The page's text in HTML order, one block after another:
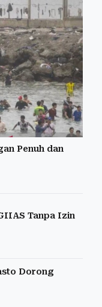
Penuh dan
Tanpa Izin
Dorong